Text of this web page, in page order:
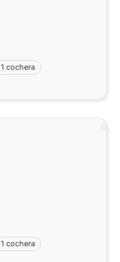
1 cochera
1 cochera